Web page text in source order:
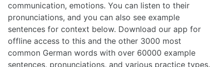
communication, emotions. You can listen to their
pronunciations, and you can also see example
sentences for context below. Download our app for
offline access to this and the other 3000 most
common German words with over 60000 example
sentences, pronunciations, and various practice types.